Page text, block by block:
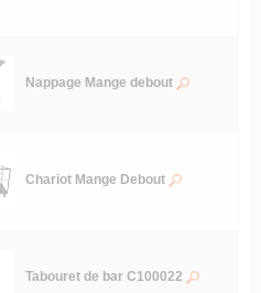
Nappage Mange debout
Chariot Mange Debout
Tabouret de bar C100022